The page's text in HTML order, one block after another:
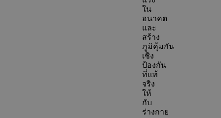
ใน
อนาคต
และ
สร้าง
ภูมิคุ้มกัน
เชิง
ป้องกัน
ที่แท้
จริง
ให้
กับ
ร่างกาย